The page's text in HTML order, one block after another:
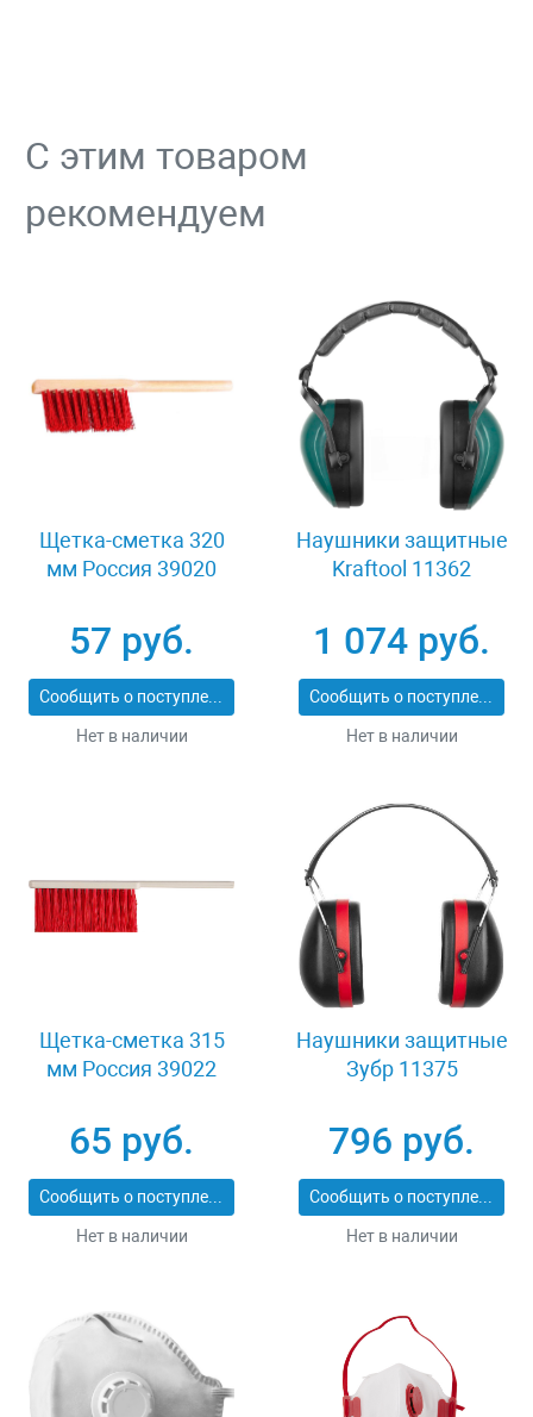
С этим товаром
рекомендуем
Щетка-сметка 320
мм Россия 39020
57 руб.
Сообщить о поступлении
Нет в наличии
Наушники защитные
Kraftool 11362
1 074 руб.
Сообщить о поступлении
Нет в наличии
Щетка-сметка 315
мм Россия 39022
65 руб.
Сообщить о поступлении
Нет в наличии
Наушники защитные
Зубр 11375
796 руб.
Сообщить о поступлении
Нет в наличии